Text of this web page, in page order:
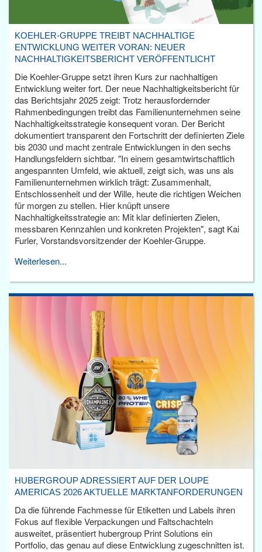
KOEHLER-GRUPPE TREIBT NACHHALTIGE
ENTWICKLUNG WEITER VORAN: NEUER
NACHHALTIGKEITSBERICHT VERÖFFENTLICHT
Die Koehler-Gruppe setzt ihren Kurs zur nachhaltigen
Entwicklung weiter fort. Der neue Nachhaltigkeitsbericht für
das Berichtsjahr 2025 zeigt: Trotz herausfordernder
Rahmenbedingungen treibt das Familienunternehmen seine
Nachhaltigkeitsstrategie konsequent voran. Der Bericht
dokumentiert transparent den Fortschritt der definierten Ziele
bis 2030 und macht zentrale Entwicklungen in den sechs
Handlungsfeldern sichtbar. "In einem gesamtwirtschaftlich
angespannten Umfeld, wie aktuell, zeigt sich, was uns als
Familienunternehmen wirklich trägt: Zusammenhalt,
Entschlossenheit und der Wille, heute die richtigen Weichen
für morgen zu stellen. Hier knüpft unsere
Nachhaltigkeitsstrategie an: Mit klar definierten Zielen,
messbaren Kennzahlen und konkreten Projekten", sagt Kai
Furler, Vorstandsvorsitzender der Koehler-Gruppe.
Weiterlesen...
HUBERGROUP ADRESSIERT AUF DER LOUPE
AMERICAS 2026 AKTUELLE MARKTANFORDERUNGEN
Da die führende Fachmesse für Etiketten und Labels ihren
Fokus auf flexible Verpackungen und Faltschachteln
ausweitet, präsentiert hubergroup Print Solutions ein
Portfolio, das genau auf diese Entwicklung zugeschnitten ist.